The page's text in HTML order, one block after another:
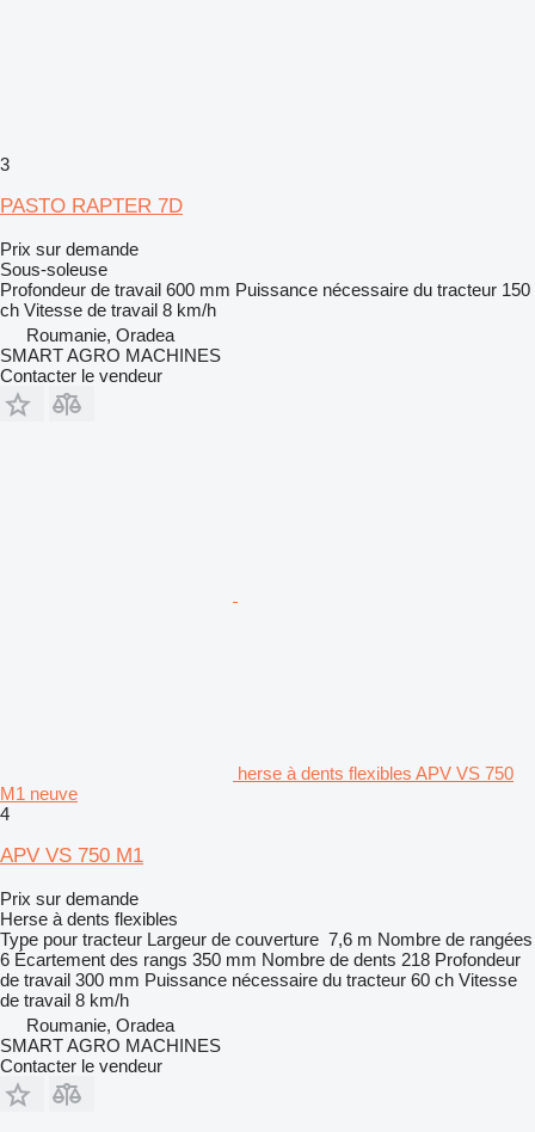
3
PASTO RAPTER 7D
Prix sur demande
Sous-soleuse
Profondeur de travail 600 mm Puissance nécessaire du tracteur 150
ch Vitesse de travail 8 km/h
Roumanie, Oradea
SMART AGRO MACHINES
Contacter le vendeur
herse à dents flexibles APV VS 750
M1 neuve
4
APV VS 750 M1
Prix sur demande
Herse à dents flexibles
Type pour tracteur Largeur de couverture 7,6 m Nombre de rangées
6 Écartement des rangs 350 mm Nombre de dents 218 Profondeur
de travail 300 mm Puissance nécessaire du tracteur 60 ch Vitesse
de travail 8 km/h
Roumanie, Oradea
SMART AGRO MACHINES
Contacter le vendeur